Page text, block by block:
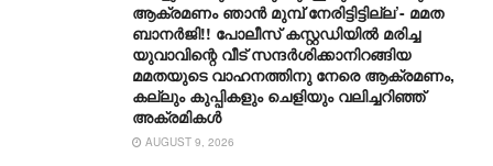
ആക്രമണം ഞാൻ മുമ്പ് നേരിട്ടിട്ടില്ല’- മമത
ബാനർജി!! പോലീസ് കസ്റ്റഡിയിൽ മരിച്ച
യുവാവിന്റെ വീട് സന്ദർശിക്കാനിറങ്ങിയ
മമതയുടെ വാഹനത്തിനു നേരെ ആക്രമണം,
കല്ലും കുപ്പികളും ചെളിയും വലിച്ചറിഞ്ഞ്
അക്രമികൾ
AUGUST 9, 2026